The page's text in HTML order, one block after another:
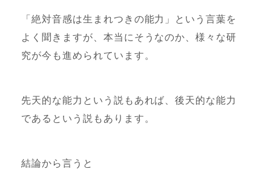
「絶対音感は生まれつきの能力」という言葉を
よく聞きますが、本当にそうなのか、様々な研
究が今も進められています。
先天的な能力という説もあれば、後天的な能力
であるという説もあります。
結論から言うと